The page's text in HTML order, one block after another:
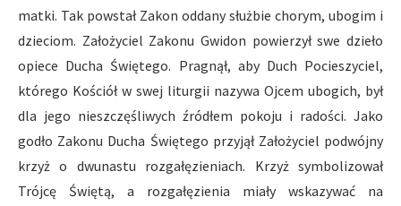
matki. Tak powstał Zakon oddany służbie chorym, ubogim i
dzieciom. Założyciel Zakonu Gwidon powierzył swe dzieło
opiece Ducha Świętego. Pragnął, aby Duch Pocieszyciel,
którego Kościół w swej liturgii nazywa Ojcem ubogich, był
dla jego nieszczęśliwych źródłem pokoju i radości. Jako
godło Zakonu Ducha Świętego przyjął Założyciel podwójny
krzyż o dwunastu rozgałęzieniach. Krzyż symbolizował
Trójcę Świętą, a rozgałęzienia miały wskazywać na